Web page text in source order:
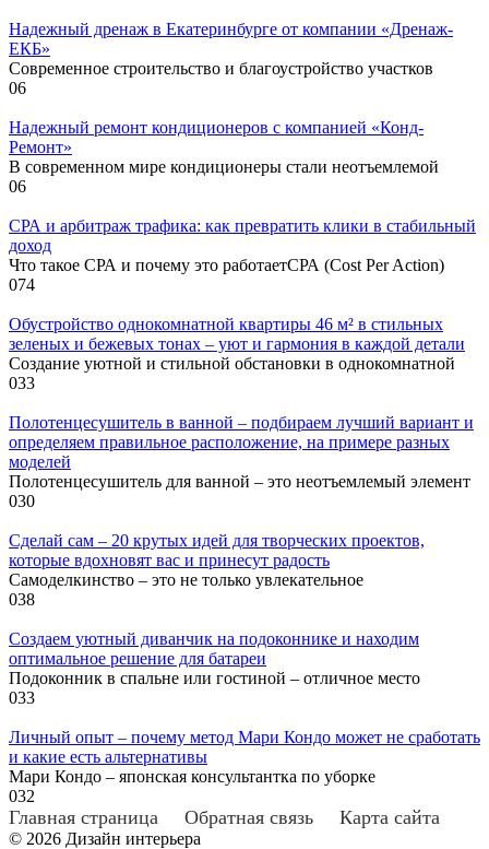
Надежный дренаж в Екатеринбурге от компании «Дренаж-
ЕКБ»
Современное строительство и благоустройство участков
06
Надежный ремонт кондиционеров с компанией «Конд-
Ремонт»
В современном мире кондиционеры стали неотъемлемой
06
СРА и арбитраж трафика: как превратить клики в стабильный
доход
Что такое СРА и почему это работаетСРА (Cost Per Action)
074
Обустройство однокомнатной квартиры 46 м² в стильных
зеленых и бежевых тонах – уют и гармония в каждой детали
Создание уютной и стильной обстановки в однокомнатной
033
Полотенцесушитель в ванной – подбираем лучший вариант и
определяем правильное расположение, на примере разных
моделей
Полотенцесушитель для ванной – это неотъемлемый элемент
030
Сделай сам – 20 крутых идей для творческих проектов,
которые вдохновят вас и принесут радость
Самоделкинство – это не только увлекательное
038
Создаем уютный диванчик на подоконнике и находим
оптимальное решение для батареи
Подоконник в спальне или гостиной – отличное место
033
Личный опыт – почему метод Мари Кондо может не сработать
и какие есть альтернативы
Мари Кондо – японская консультантка по уборке
032
Главная страница Обратная связь Карта сайта
© 2026 Дизайн интерьера